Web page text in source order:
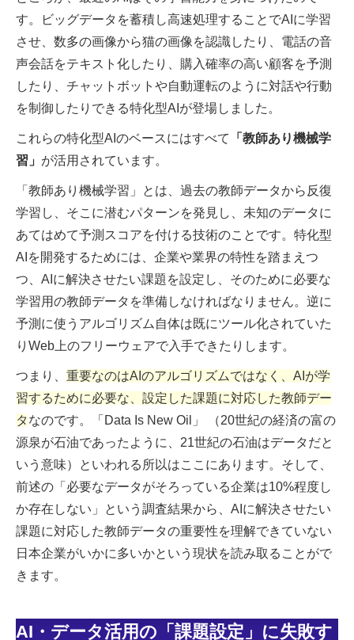
す。ビッグデータを蓄積し高速処理することでAIに学習
させ、数多の画像から猫の画像を認識したり、電話の音
声会話をテキスト化したり、購入確率の高い顧客を予測
したり、チャットボットや自動運転のように対話や行動
を制御したりできる特化型AIが登場しました。
これらの特化型AIのベースにはすべて
「教師あり機械学
習」 が活用されています。
「教師あり機械学習」とは、過去の教師データから反復
学習し、そこに潜むパターンを発見し、未知のデータに
あてはめて予測スコアを付ける技術のことです。特化型
AIを開発するためには、企業や業界の特性を踏まえつ
つ、AIに解決させたい課題を設定し、そのために必要な
学習用の教師データを準備しなければなりません。逆に
予測に使うアルゴリズム自体は既にツール化されていた
りWeb上のフリーウェアで入手できたりします。
つまり、 重要なのはAIのアルゴリズムではなく、AIが学
習するために必要な、設定した課題に対応した教師デー
タなのです。「Data Is New Oil」 （20世紀の経済の富の
源泉が石油であったように、21世紀の石油はデータだと
いう意味）といわれる所以はここにあります。そして、
前述の「必要なデータがそろっている企業は10%程度し
か存在しない」という調査結果から、AIに解決させたい
課題に対応した教師データの重要性を理解できていない
日本企業がいかに多いかという現状を読み取ることがで
きます。
AI・データ活用の「課題設定」に失敗す